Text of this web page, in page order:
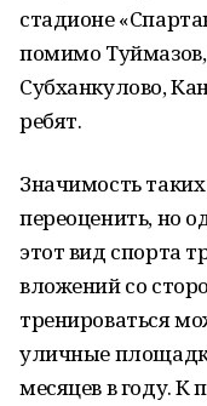
стадионе
помимо
Субханкулово,
ребят.
Значимость
переоценить, но
этот вид спорта
вложений со
тренироваться
уличные
месяцев в году. К